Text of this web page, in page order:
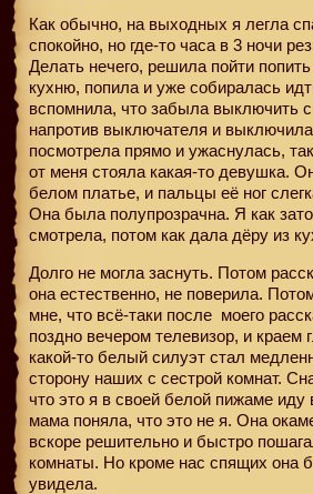
Как обычно, на выходных я легла
спокойно, но где-то часа в 3 ночи
Делать нечего, решила пойти
кухню, попила и уже собиралась
вспомнила, что забыла выключить
напротив выключателя и
посмотрела прямо и ужаснулась,
от меня стояла какая-то девушка.
белом платье, и пальцы её ног
Она была полупрозрачна. Я как
смотрела, потом как дала дёру из
Долго не могла заснуть. Потом
она естественно, не поверила.
мне, что всё-таки после моего
поздно вечером телевизор, и краем
какой-то белый силуэт стал
сторону наших с сестрой комнат.
что это я в своей белой пижаме иду
мама поняла, что это не я. Она
вскоре решительно и быстро
комнаты. Но кроме нас спящих она
увидела.